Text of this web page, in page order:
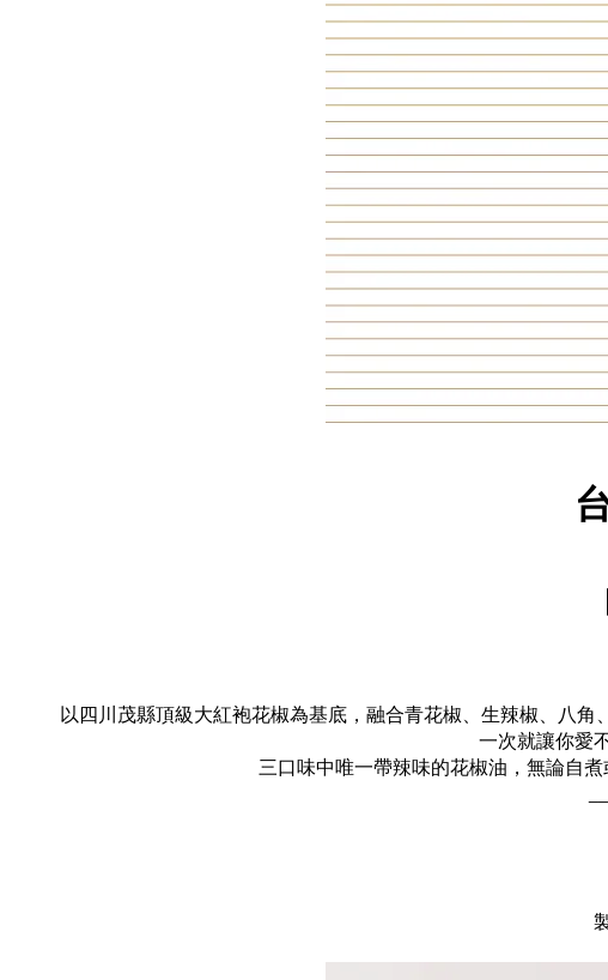
以四川茂縣頂級大紅袍花椒為基底，融合青花椒、生辣椒、八
一次就讓你愛
三口味中唯一帶辣味的花椒油，無論自